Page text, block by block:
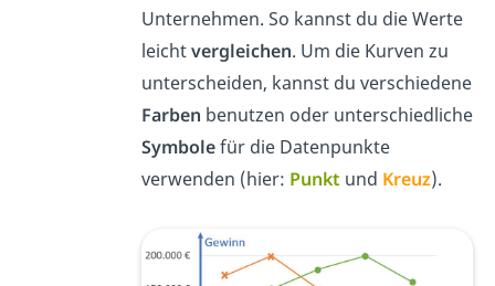
Unternehmen. So kannst du die Werte
leichtvergleichen. Um die Kurven zu
unterscheiden, kannst du verschiedene
Farben benutzen oder unterschiedliche
Symbolefür die Datenpunkte
verwenden (hier: Punkt und Kreuz).